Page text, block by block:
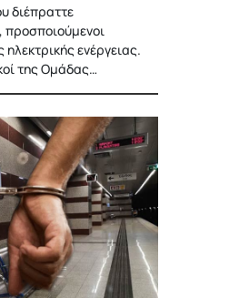
διέπραττε
προσποιούμενοι
ενέργειας.
της Ομάδας…